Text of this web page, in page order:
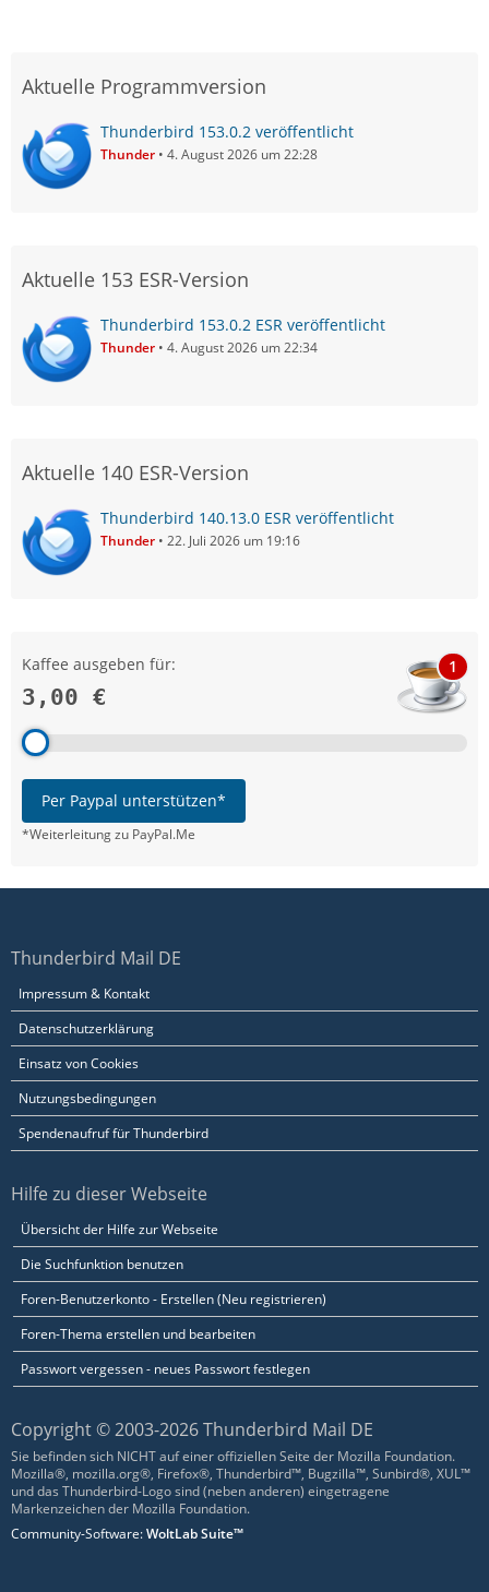
Aktuelle Programmversion
Thunderbird 153.0.2 veröffentlicht
Thunder 4. August 2026 um 22:28
Aktuelle 153 ESR-Version
Thunderbird 153.0.2 ESR veröffentlicht
Thunder 4. August 2026 um 22:34
Aktuelle 140 ESR-Version
Thunderbird 140.13.0 ESR veröffentlicht
Thunder 22. Juli 2026 um 19:16
Kaffee ausgeben für:
3,00 €
1
Per Paypal unterstützen*
*Weiterleitung zu PayPal.Me
Thunderbird Mail DE
Impressum & Kontakt
Datenschutzerklärung
Einsatz von Cookies
Nutzungsbedingungen
Spendenaufruf für Thunderbird
Hilfe zu dieser Webseite
Übersicht der Hilfe zur Webseite
Die Suchfunktion benutzen
Foren-Benutzerkonto - Erstellen (Neu registrieren)
Foren-Thema erstellen und bearbeiten
Passwort vergessen - neues Passwort festlegen
Copyright © 2003-2026 Thunderbird Mail DE
Sie befinden sich NICHT auf einer offiziellen Seite der Mozilla Foundation.
Mozilla®, mozilla.org®, Firefox®, Thunderbird™, Bugzilla™, Sunbird®, XUL™
und das Thunderbird-Logo sind (neben anderen) eingetragene
Markenzeichen der Mozilla Foundation.
Community-Software:WoltLab Suite™